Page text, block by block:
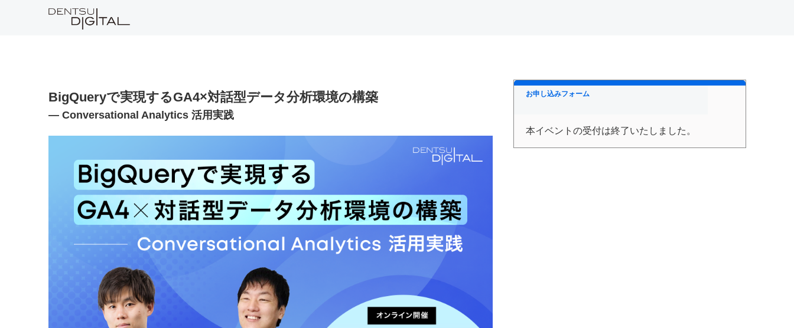
BigQueryで実現するGA4×対話型データ分析環境の構築
— Conversational Analytics 活用実践
お申し込みフォーム
本イベントの受付は終了いたしました。